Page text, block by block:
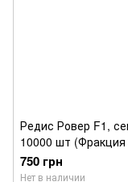
Редис Ровер F1,
10000 шт (Фракция
3.00 мм), Bejo
750 грн
Нет в наличии